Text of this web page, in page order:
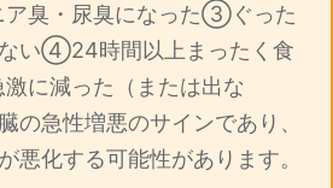
臭・尿臭になった③ぐった
ない④24時間以上まったく食
に減った（または出な
の急性増悪のサインであり、
悪化する可能性があります。